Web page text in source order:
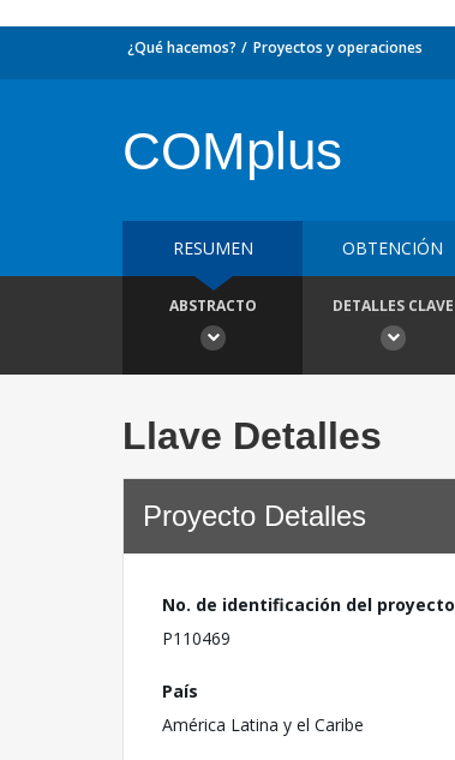
¿Qué hacemos? Proyectos y operaciones
COMplus
RESUMEN OBTENCIÓN
ABSTRACTO DETALLES CLAVE
Llave Detalles
Proyecto Detalles
No. de identificación del proyecto
P110469
País
América Latina y el Caribe